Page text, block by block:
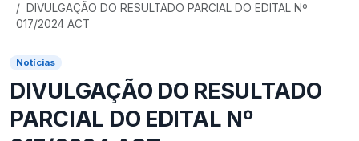
DIVULGAÇÃO DO RESULTADO PARCIAL DO EDITAL Nº
017/2024 ACT
Notícias
DIVULGAÇÃO DO RESULTADO
PARCIAL DO EDITAL Nº